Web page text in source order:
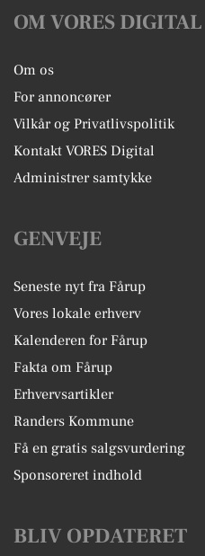
OM VORES DIGITAL
Om os
For annoncører
Vilkår og Privatlivspolitik
Kontakt VORES Digital
Administrer samtykke
GENVEJE
Seneste nyt fra Fårup
Vores lokale erhverv
Kalenderen for Fårup
Fakta om Fårup
Erhvervsartikler
Randers Kommune
Få en gratis salgsvurdering
Sponsoreret indhold
BLIV OPDATERET